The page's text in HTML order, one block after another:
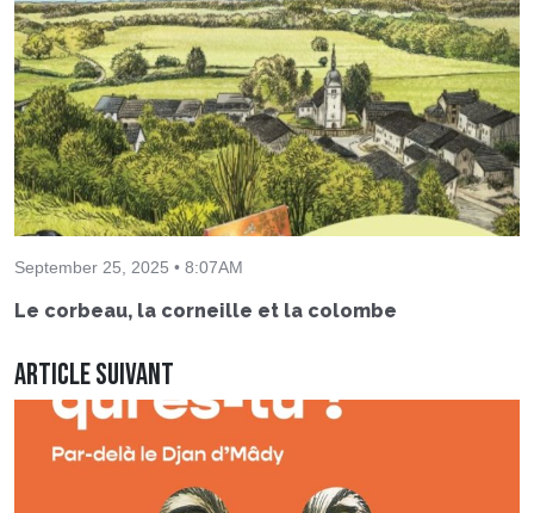
September 25, 2025 • 8:07AM
Le corbeau, la corneille et la colombe
Article suivant